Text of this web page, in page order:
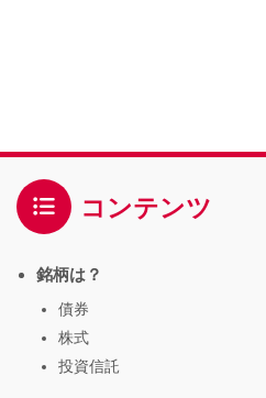
コンテンツ
銘柄は？
債券
株式
投資信託